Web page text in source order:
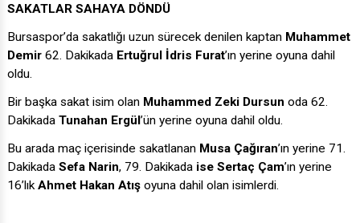
SAKATLAR SAHAYA DÖNDÜ
Bursaspor’da sakatlığı uzun sürecek denilen kaptan Muhammet
Demir 62. Dakikada Ertuğrul İdris Furat’ın yerine oyuna dahil
oldu.
Bir başka sakat isim olan Muhammed Zeki Dursun oda 62.
Dakikada Tunahan Ergül’ün yerine oyuna dahil oldu.
Bu arada maç içerisinde sakatlanan Musa Çağıran’ın yerine 71.
Dakikada Sefa Narin, 79. Dakikada ise Sertaç Çam’ın yerine
16’lıkAhmet Hakan Atış oyuna dahil olan isimlerdi.